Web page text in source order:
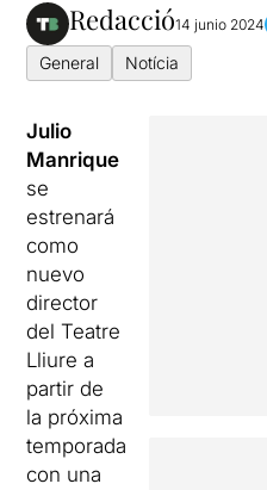
Redacció14 junio 2024
General Notícia
Julio
Manrique
se
estrenará
como
nuevo
director
del Teatre
Lliure a
partir de
la próxima
temporada
con una